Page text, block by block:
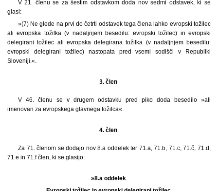
V 21. členu se za šestim odstavkom doda nov sedmi odstavek, ki se
glasi:
»(7) Ne glede na prvi do četrti odstavek tega člena lahko evropski tožilec
ali evropska tožilka (v nadaljnjem besedilu: evropski tožilec) in evropski
delegirani tožilec ali evropska delegirana tožilka (v nadaljnjem besedilu:
evropski delegirani tožilec) nastopata pred vsemi sodišči v Republiki
Sloveniji.«.
3. člen
V 46. členu se v drugem odstavku pred piko doda besedilo »ali
imenovan za evropskega glavnega tožilca«.
4. člen
Za 71. členom se dodajo nov 8.a oddelek ter 71.a, 71.b, 71.c, 71.č, 71.d,
71.e in 71.f člen, ki se glasijo:
»8.a oddelek